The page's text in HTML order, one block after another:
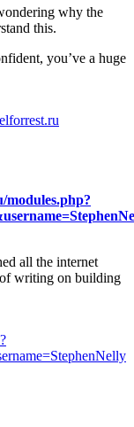
why the
this.
you’ve a huge
all the internet
writing on building